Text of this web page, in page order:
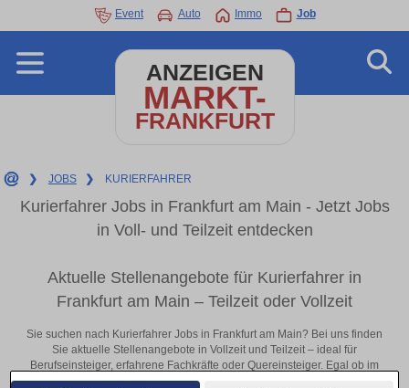
Event Auto Immo Job
ANZEIGEN
MARKT-
FRANKFURT
❯ JOBS ❯ KURIERFAHRER
Kurierfahrer Jobs in Frankfurt am Main - Jetzt Jobs
in Voll- und Teilzeit entdecken
Aktuelle Stellenangebote für Kurierfahrer in
Frankfurt am Main – Teilzeit oder Vollzeit
Sie suchen nach Kurierfahrer Jobs in Frankfurt am Main? Bei uns finden
Sie aktuelle Stellenangebote in Vollzeit und Teilzeit – ideal für
Berufseinsteiger, erfahrene Fachkräfte oder Quereinsteiger. Egal ob im
Büro, vor Ort oder remote: Entdecken Sie jetzt neue Chancen in Ihrer